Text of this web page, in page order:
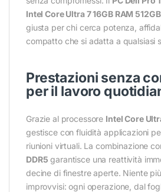
Intel Core Ultra 7 16GB RAM
giusta per chi cerca potenza,
compatto che si adatta a qualsiasi
Prestazioni senza
per il lavoro
Grazie al processore Intel Core
gestisce con fluidità applicazioni
riunioni virtuali. La combinazione
DDR5 garantisce una reattività
decine di finestre aperte. Niente
improvvisi: ogni operazione, dal